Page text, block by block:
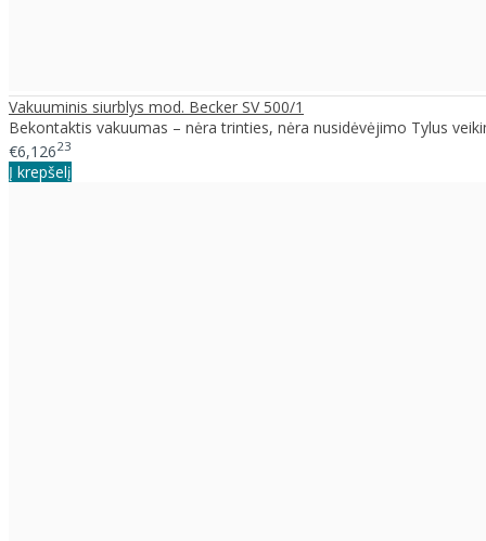
Vakuuminis siurblys mod. Becker SV 500/1
Bekontaktis vakuumas – nėra trinties, nėra nusidėvėjimo Tylus
€6,12623
Į krepšelį